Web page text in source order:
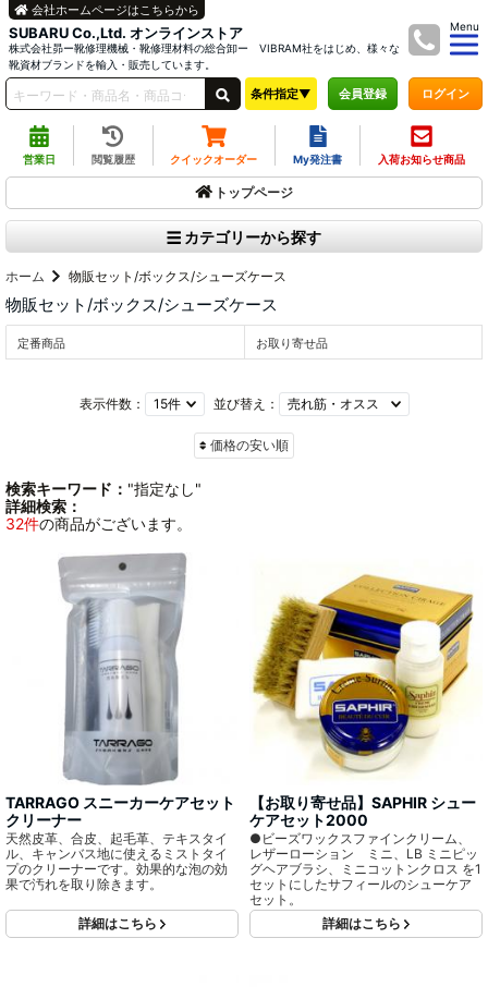
SUBARU Co.,Ltd. オンラインストア
株式会社昴ー靴修理機械・靴修理材料の総合卸ー VIBRAM社をはじめ、様々な
靴資材ブランドを輸入・販売しています。
Menu
会社ホームページはこちらから
条件指定▼ 会員登録 ログイン
営業日 閲覧履歴 クイックオーダー My発注書 入荷お知らせ商品
トップページ
カテゴリーから探す
ホーム 物販セット/ボックス/シューズケース
物販セット/ボックス/シューズケース
定番商品 お取り寄せ品
表示件数： 並び替え：
価格の安い順
検索キーワード： "指定なし"
詳細検索：
32件の商品がございます。
TARRAGO スニーカーケアセット
クリーナー
天然皮革、合皮、起毛革、テキスタイ
ル、キャンバス地に使えるミストタイ
プのクリーナーです。効果的な泡の効
果で汚れを取り除きます。
詳細はこちら
【お取り寄せ品】SAPHIR シュー
ケアセット2000
●ビーズワックスファインクリーム、
レザーローション ミニ、LB ミニピッ
グヘアブラシ、ミニコットンクロス を1
セットにしたサフィールのシューケア
セット。
詳細はこちら